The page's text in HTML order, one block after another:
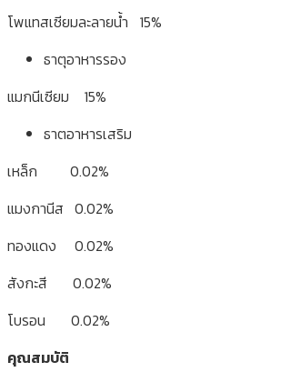
โพแทสเซียมละลายน้ำ 15%
ธาตุอาหารรอง
แมกนีเซียม 15%
ธาตอาหารเสริม
เหล็ก 0.02%
แมงกานีส 0.02%
ทองแดง 0.02%
สังกะสี 0.02%
โบรอน 0.02%
คุณสมบัติ